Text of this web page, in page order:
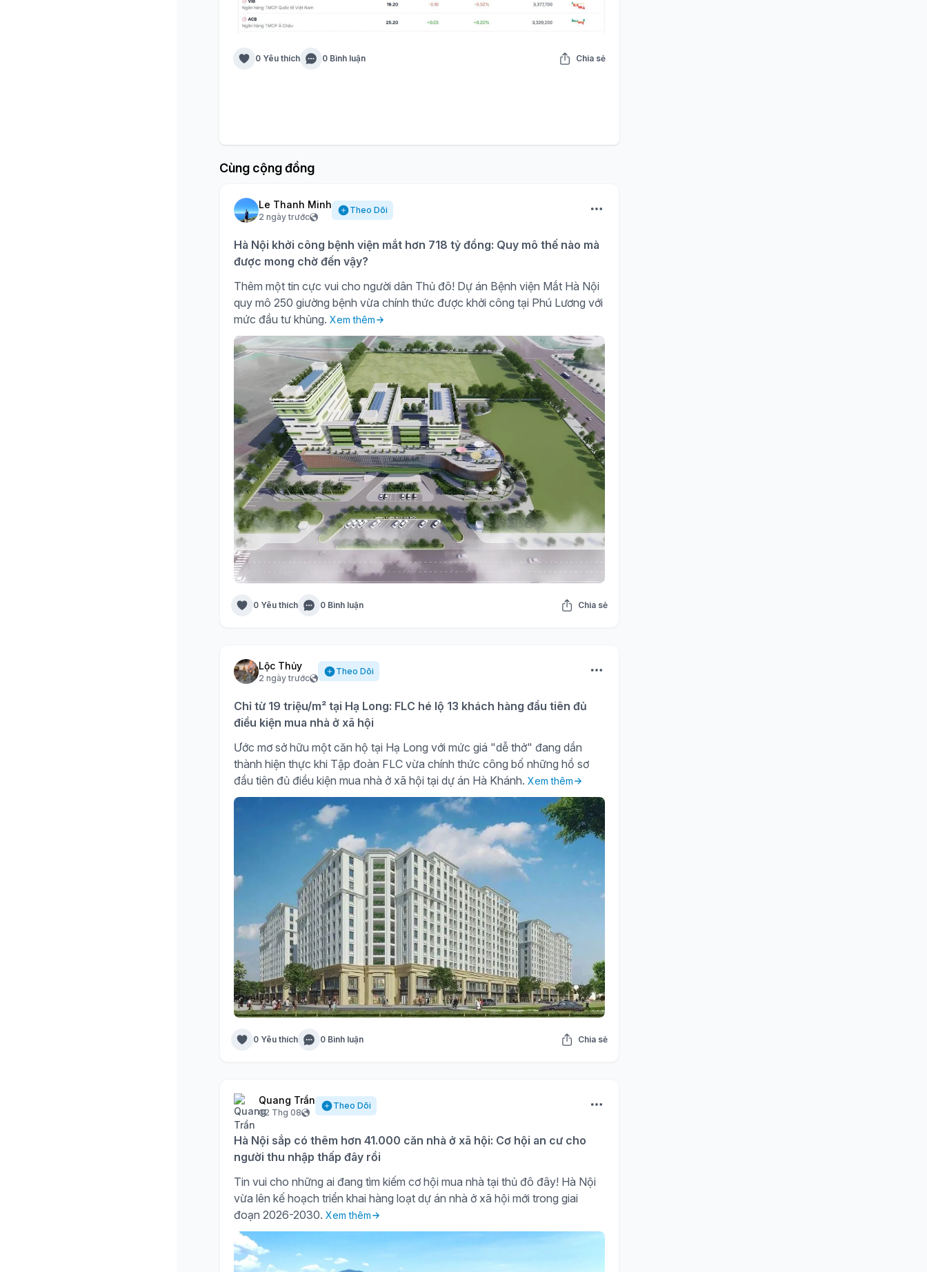
0 Yêu thích 0 Bình luận Chia sẻ
Cùng cộng đồng
Le Thanh Minh
2 ngày trước
Theo Dõi
Hà Nội khởi công bệnh viện mắt hơn 718 tỷ đồng: Quy mô thế nào mà
được mong chờ đến vậy?
Thêm một tin cực vui cho người dân Thủ đô! Dự án Bệnh viện Mắt Hà Nội
quy mô 250 giường bệnh vừa chính thức được khởi công tại Phú Lương với
mức đầu tư khủng. Xem thêm
0 Yêu thích 0 Bình luận Chia sẻ
Lộc Thủy
2 ngày trước
Theo Dõi
Chỉ từ 19 triệu/m² tại Hạ Long: FLC hé lộ 13 khách hàng đầu tiên đủ
điều kiện mua nhà ở xã hội
Ước mơ sở hữu một căn hộ tại Hạ Long với mức giá "dễ thở" đang dần
thành hiện thực khi Tập đoàn FLC vừa chính thức công bố những hồ sơ
đầu tiên đủ điều kiện mua nhà ở xã hội tại dự án Hà Khánh. Xem thêm
0 Yêu thích 0 Bình luận Chia sẻ
Quang Trần
02 Thg 08
Theo Dõi
Hà Nội sắp có thêm hơn 41.000 căn nhà ở xã hội: Cơ hội an cư cho
người thu nhập thấp đây rồi
Tin vui cho những ai đang tìm kiếm cơ hội mua nhà tại thủ đô đây! Hà Nội
vừa lên kế hoạch triển khai hàng loạt dự án nhà ở xã hội mới trong giai
đoạn 2026-2030. Xem thêm